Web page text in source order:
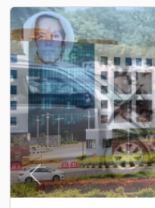
Previous